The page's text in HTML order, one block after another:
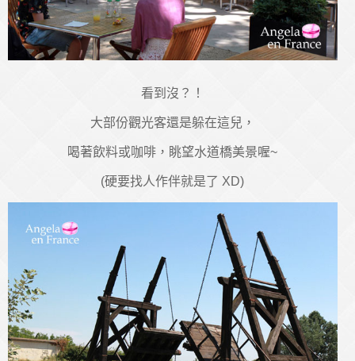
看到沒？！
大部份觀光客還是躲在這兒，
喝著飲料或咖啡，眺望水道橋美景喔~
(硬要找人作伴就是了 XD)